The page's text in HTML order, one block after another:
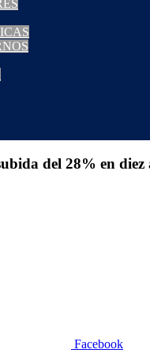
del 28% en diez
Facebook